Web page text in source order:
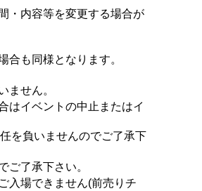
・内容等を変更する場合が
も同様となります。
ません。
はイベントの中止またはイ
を負いませんのでご了承下
了承下さい。
入場できません(前売りチ